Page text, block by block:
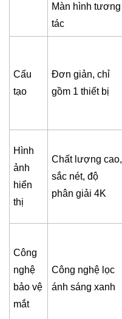
Màn hình tương
tác
Cấu
tạo
Đơn giản, chỉ
gồm 1 thiết bị
Hình
ảnh
hiển
thị
Chất lượng cao,
sắc nét, độ
phân giải 4K
Công
nghệ
bảo vệ
mắt
Công nghệ lọc
ánh sáng xanh